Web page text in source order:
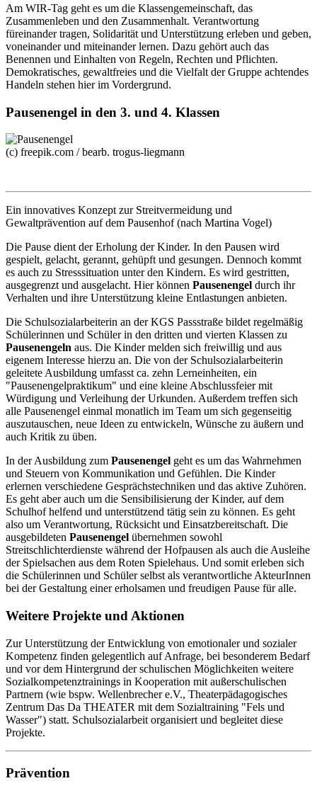
Am WIR-Tag geht es um die Klassengemeinschaft, das
Zusammenleben und den Zusammenhalt. Verantwortung
füreinander tragen, Solidarität und Unterstützung erleben und geben,
voneinander und miteinander lernen. Dazu gehört auch das
Benennen und Einhalten von Regeln, Rechten und Pflichten.
Demokratisches, gewaltfreies und die Vielfalt der Gruppe achtendes
Handeln stehen hier im Vordergrund.
Pausenengel in den 3. und 4. Klassen
(c) freepik.com / bearb. trogus-liegmann
Ein innovatives Konzept zur Streitvermeidung und
Gewaltprävention auf dem Pausenhof (nach Martina Vogel)
Die Pause dient der Erholung der Kinder. In den Pausen wird
gespielt, gelacht, gerannt, gehüpft und gesungen. Dennoch kommt
es auch zu Stresssituation unter den Kindern. Es wird gestritten,
ausgegrenzt und ausgelacht. Hier können Pausenengel durch ihr
Verhalten und ihre Unterstützung kleine Entlastungen anbieten.
Die Schulsozialarbeiterin an der KGS Passstraße bildet regelmäßig
Schülerinnen und Schüler in den dritten und vierten Klassen zu
Pausenengeln aus. Die Kinder melden sich freiwillig und aus
eigenem Interesse hierzu an. Die von der Schulsozialarbeiterin
geleitete Ausbildung umfasst ca. zehn Lerneinheiten, ein
"Pausenengelpraktikum" und eine kleine Abschlussfeier mit
Würdigung und Verleihung der Urkunden. Außerdem treffen sich
alle Pausenengel einmal monatlich im Team um sich gegenseitig
auszutauschen, neue Ideen zu entwickeln, Wünsche zu äußern und
auch Kritik zu üben.
In der Ausbildung zum Pausenengel geht es um das Wahrnehmen
und Steuern von Kommunikation und Gefühlen. Die Kinder
erlernen verschiedene Gesprächstechniken und das aktive Zuhören.
Es geht aber auch um die Sensibilisierung der Kinder, auf dem
Schulhof helfend und unterstützend tätig sein zu können. Es geht
also um Verantwortung, Rücksicht und Einsatzbereitschaft. Die
ausgebildeten Pausenengel übernehmen sowohl
Streitschlichterdienste während der Hofpausen als auch die Ausleihe
der Spielsachen aus dem Roten Spielehaus. Und somit erleben sich
die Schülerinnen und Schüler selbst als verantwortliche AkteurInnen
bei der Gestaltung einer erholsamen und freudigen Pause für alle.
Weitere Projekte und Aktionen
Zur Unterstützung der Entwicklung von emotionaler und sozialer
Kompetenz finden gelegentlich auf Anfrage, bei besonderem Bedarf
und vor dem Hintergrund der schulischen Möglichkeiten weitere
Sozialkompetenztrainings in Kooperation mit außerschulischen
Partnern (wie bspw. Wellenbrecher e.V., Theaterpädagogisches
Zentrum Das Da THEATER mit dem Sozialtraining "Fels und
Wasser") statt. Schulsozialarbeit organisiert und begleitet diese
Projekte.
Prävention